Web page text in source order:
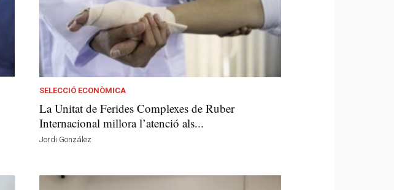
SELECCIÓ ECONÒMICA
La Unitat de Ferides Complexes de Ruber
Internacional millora l’atenció als...
Jordi González